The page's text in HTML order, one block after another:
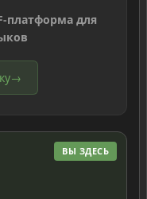
платформа для
→
ВЫ ЗДЕСЬ